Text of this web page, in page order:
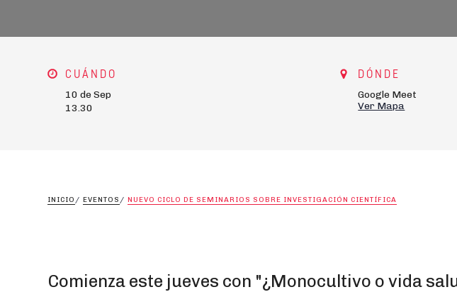
CUÁNDO
10 de Sep
13.30
DÓNDE
Google Meet
Ver Mapa
INICIO / EVENTOS / NUEVO CICLO DE SEMINARIOS SOBRE INVESTIGACIÓN CIENTÍFICA
Comienza este jueves con "¿Monocultivo o vida